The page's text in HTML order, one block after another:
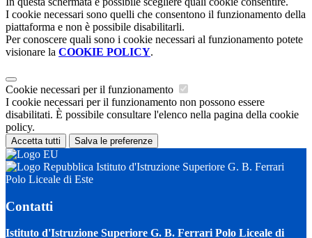
I cookie necessari sono quelli che consentono il funzionamento della
piattaforma e non è possibile disabilitarli.
Per conoscere quali sono i cookie necessari al funzionamento potete
visionare la COOKIE POLICY.
Cookie necessari per il funzionamento
I cookie necessari per il funzionamento non possono essere
disabilitati. È possibile consultare l'elenco nella pagina della cookie
policy.
Accetta tutti Salva le preferenze
Istituto d'Istruzione Superiore G. B. Ferrari
Polo Liceale di Este
Contatti
Istituto d'Istruzione Superiore G. B. Ferrari Polo Liceale di